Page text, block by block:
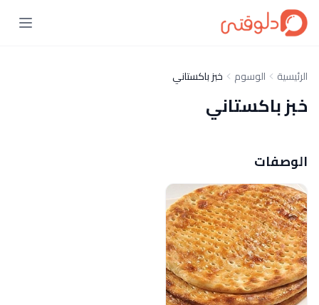
الرئيسية الوسوم خبز باكستاني
خبز باكستاني
الوصفات